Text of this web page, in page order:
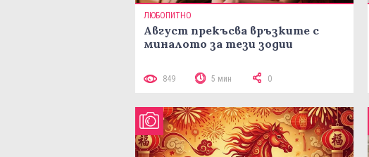
ЛЮБОПИТНО
Август прекъсва връзките с
миналото за тези зодии
849 5 мин 0